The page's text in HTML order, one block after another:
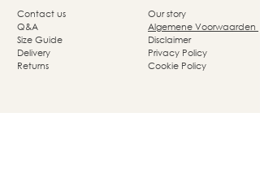
Our story
Algemene Voorwaarden
Disclaimer
Privacy Policy
Cookie Policy
Contact us
Q&A
Size Guide
Delivery
Returns